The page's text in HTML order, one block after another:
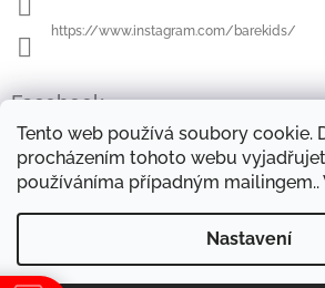
Tento web používá soubory cookie.
procházením tohoto webu
používáníma případným
Nastavení
https://www.instagram.com/barekids/
Facebook
FORMULÁŘE KE STAŽENÍ